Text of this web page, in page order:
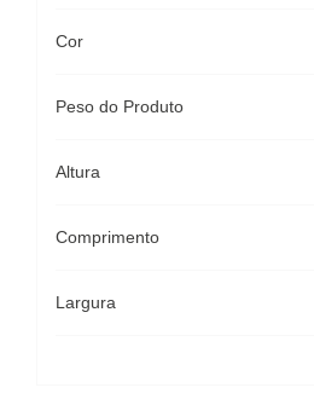
Cor
Peso do Produto
Altura
Comprimento
Largura